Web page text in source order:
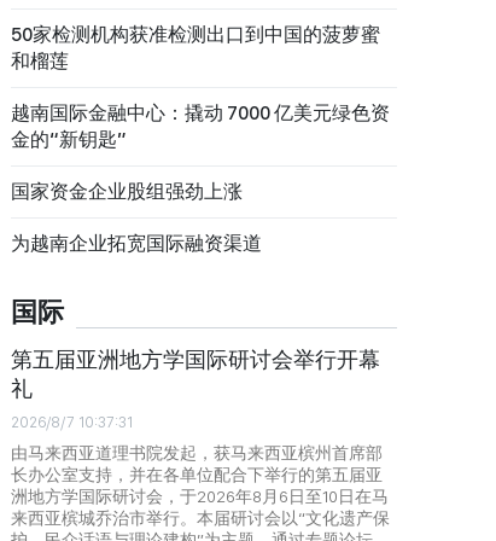
50家检测机构获准检测出口到中国的菠萝蜜
和榴莲
越南国际金融中心：撬动 7000 亿美元绿色资
金的“新钥匙”
国家资金企业股组强劲上涨
为越南企业拓宽国际融资渠道
国际
第五届亚洲地方学国际研讨会举行开幕
礼
2026/8/7 10:37:31
由马来西亚道理书院发起，获马来西亚槟州首席部
长办公室支持，并在各单位配合下举行的第五届亚
洲地方学国际研讨会，于2026年8月6日至10日在马
来西亚槟城乔治市举行。本届研讨会以“文化遗产保